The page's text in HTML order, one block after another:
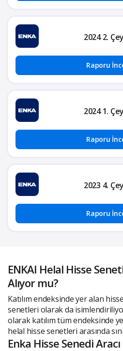
2024 2.
Raporu
2024 1.
Raporu
2023 4.
Raporu
ENKAI Helal Hisse
Alıyor mu?
Katılım endeksinde yer alan
senetleri olarak da
olarak katılım tüm endeksinde
helal hisse senetleri arasında
Enka Hisse Senedi